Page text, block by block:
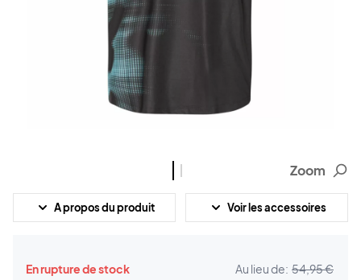
Zoom
A propos du produit Voir les accessoires
En rupture de stock Au lieu de: 54,95 €